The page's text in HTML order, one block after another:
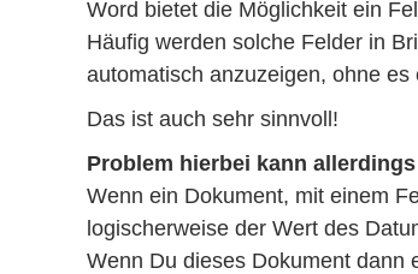
Word bietet die Möglichkeit ein
Häufig werden solche Felder in
automatisch anzuzeigen, ohne es
Das ist auch sehr sinnvoll!
Problem hierbei kann
Wenn ein Dokument, mit einem
logischerweise der Wert des
Wenn Du dieses Dokument dann